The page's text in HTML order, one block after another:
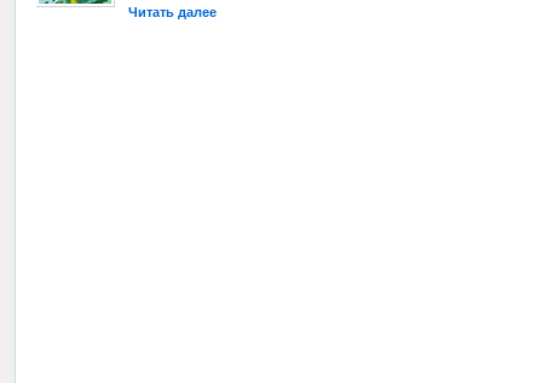
Читать далее